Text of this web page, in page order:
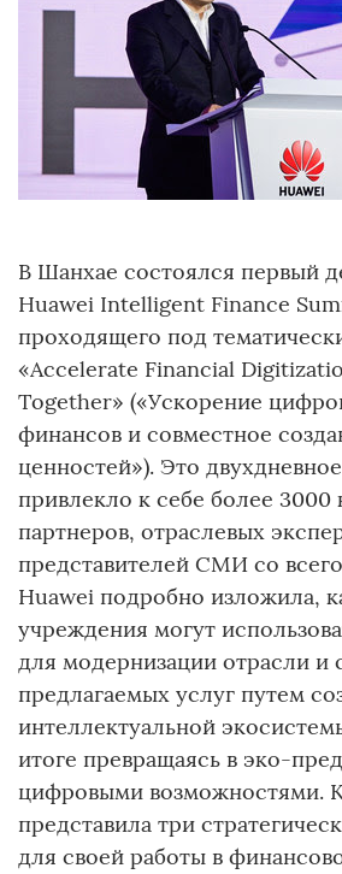
В Шанхае состоялся первый
Huawei Intelligent Finance
проходящего под
«Accelerate Financial
Together» («Ускорение
финансов и совместное
ценностей»). Это
привлекло к себе более 3000
партнеров, отраслевых
представителей СМИ со
Huawei подробно изложила,
учреждения могут
для модернизации отрасли и
предлагаемых услуг путем
интеллектуальной
итоге превращаясь в эко-
цифровыми возможностями.
представила три
для своей работы в